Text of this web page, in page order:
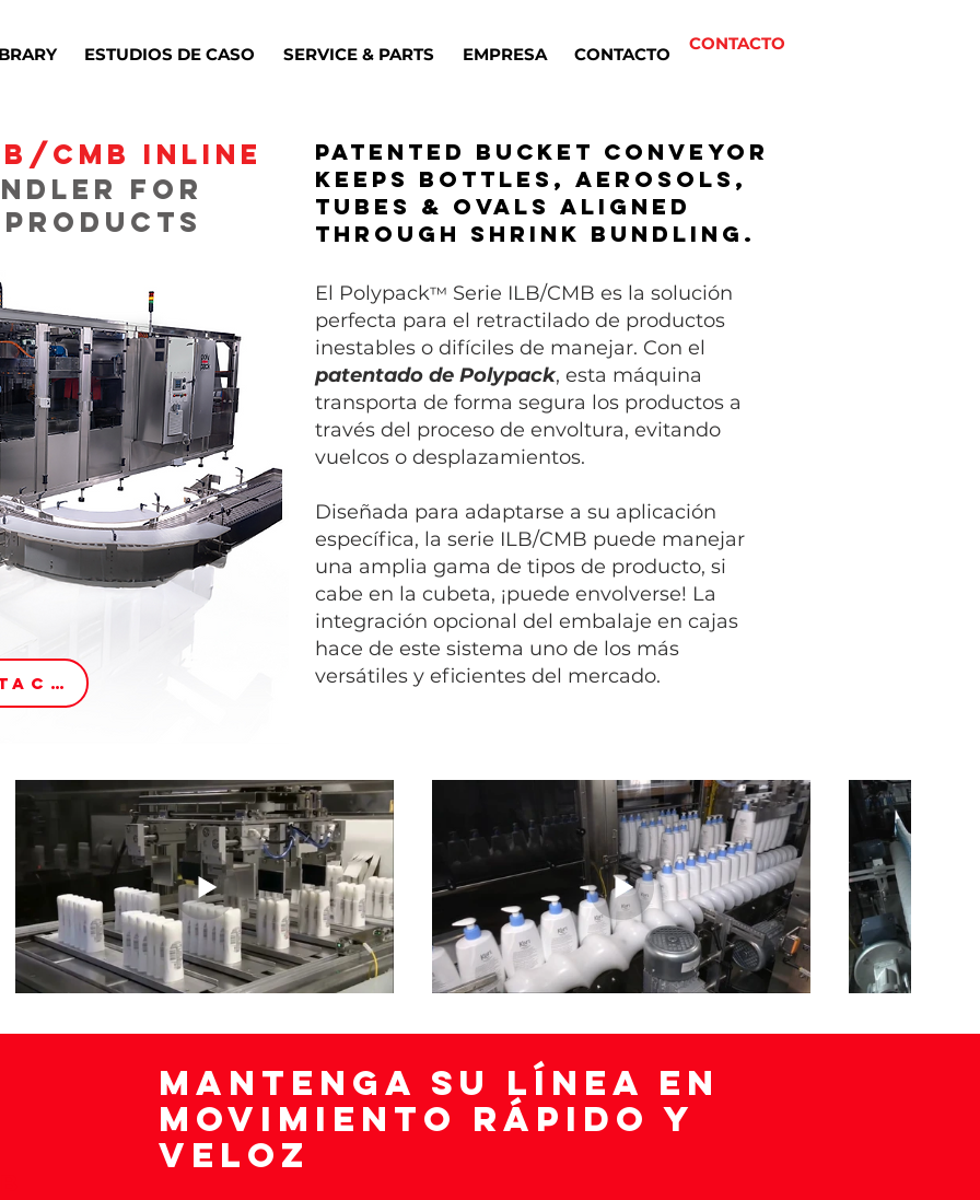
ESTUDIOS DE CASO SERVICE & PARTS EMPRESA CONTACTO
CONTACTO
CMB Inline
for
CONTACTO
Patented bucket conveyor
keeps bottles, aerosols,
tubes & ovals aligned
through shrink bundling.
El Polypack™ Serie ILB/CMB es la solución
perfecta para el retractilado de productos
inestables o difíciles de manejar. Con el
patentado de Polypack, esta máquina
transporta de forma segura los productos a
través del proceso de envoltura, evitando
vuelcos o desplazamientos.
Diseñada para adaptarse a su aplicación
específica, la serie ILB/CMB puede manejar
una amplia gama de tipos de producto, si
cabe en la cubeta, ¡puede envolverse! La
integración opcional del embalaje en cajas
hace de este sistema uno de los más
versátiles y eficientes del mercado.
Mantenga su línea en
movimiento rápido y
veloz